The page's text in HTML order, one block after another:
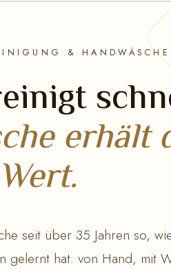
& HANDWÄSCHE
erhält
Wert.
seit über 35 Jahren so,
gelernt hat: von Hand, mit